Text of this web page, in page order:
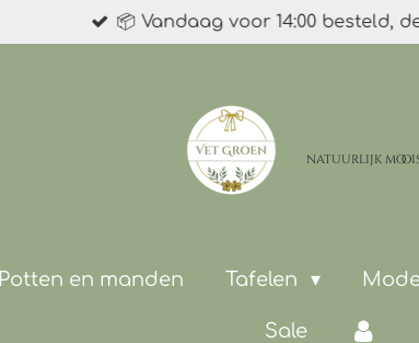
📦 Vandaag voor 14:00 besteld,
natuurlijk
Potten en manden Tafelen
Sale